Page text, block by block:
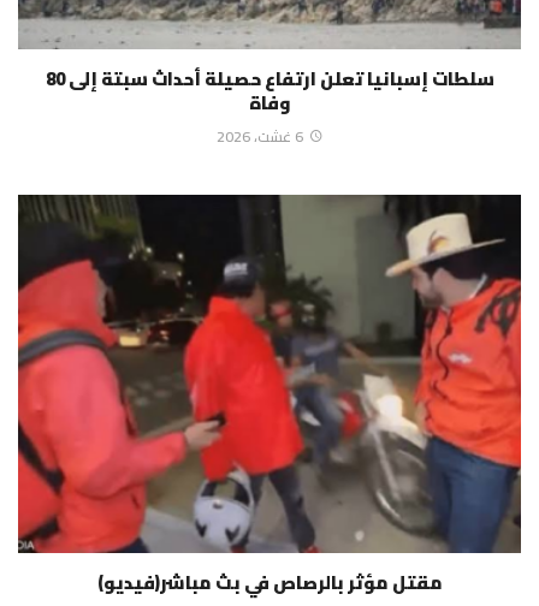
سلطات إسبانيا تعلن ارتفاع حصيلة أحداث سبتة إلى 80
وفاة
6 غشت، 2026
مقتل مؤثر بالرصاص في بث مباشر(فيديو)